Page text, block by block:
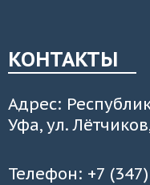
КОНТАКТЫ
Адрес:
Уфа, ул.
Телефон: +7